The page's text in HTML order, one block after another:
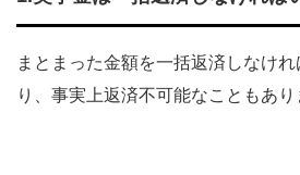
まとまった金額を一括返済しなけ
り、事実上返済不可能なこともあり